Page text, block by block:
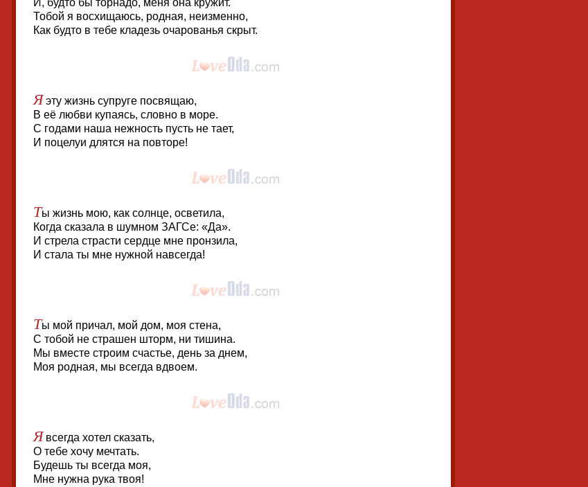
И, будто бы торнадо, меня она кружит.
Тобой я восхищаюсь, родная, неизменно,
Как будто в тебе кладезь очарованья скрыт.
Я эту жизнь супруге посвящаю,
В её любви купаясь, словно в море.
С годами наша нежность пусть не тает,
И поцелуи длятся на повторе!
Ты жизнь мою, как солнце, осветила,
Когда сказала в шумном ЗАГСе: «Да».
И стрела страсти сердце мне пронзила,
И стала ты мне нужной навсегда!
Ты мой причал, мой дом, моя стена,
С тобой не страшен шторм, ни тишина.
Мы вместе строим счастье, день за днем,
Моя родная, мы всегда вдвоем.
Я всегда хотел сказать,
О тебе хочу мечтать.
Будешь ты всегда моя,
Мне нужна рука твоя!